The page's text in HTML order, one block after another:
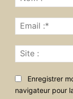
Enregistrer
navigateur pour